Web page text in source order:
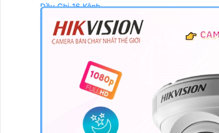
Đầu Ghi 16 Kênh
Đầu Ghi 32 Kênh
Đầu Ghi 64 Kênh
Máy Chấm Công
Máy Chấm Công
Máy Chấm Công Hikvision
Máy Chấm Công Dahua
Máy Chấm Công Kbvision